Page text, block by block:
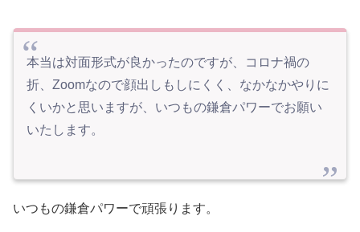
本当は対面形式が良かったのですが、コロナ禍の
折、Zoomなので顔出しもしにくく、なかなかやりに
くいかと思いますが、いつもの鎌倉パワーでお願い
いたします。
いつもの鎌倉パワーで頑張ります。